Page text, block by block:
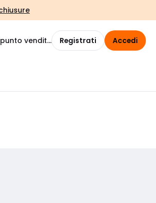
vendita Registrati Accedi